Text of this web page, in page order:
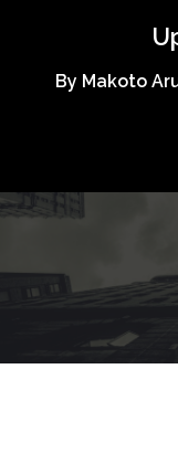
ス
キ
By Makoto